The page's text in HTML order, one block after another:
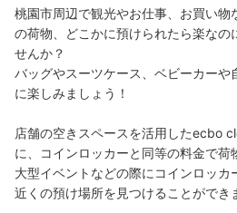
器、ベビーカーなど）
桃園市周辺で観光やお仕事、お買い物
の荷物、どこかに預けられたら楽なの
せんか？
バッグやスーツケース、ベビーカーや
に楽しみましょう！
店舗の空きスペースを活用したecbo
に、コインロッカーと同等の料金で荷
大型イベントなどの際にコインロッカ
近くの預け場所を見つけることができ